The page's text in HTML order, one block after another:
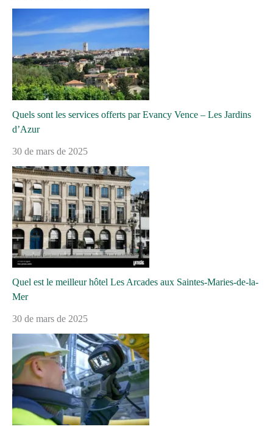
Quels sont les services offerts par Evancy Vence – Les Jardins
d’Azur
30 de mars de 2025
Quel est le meilleur hôtel Les Arcades aux Saintes-Maries-de-la-
Mer
30 de mars de 2025